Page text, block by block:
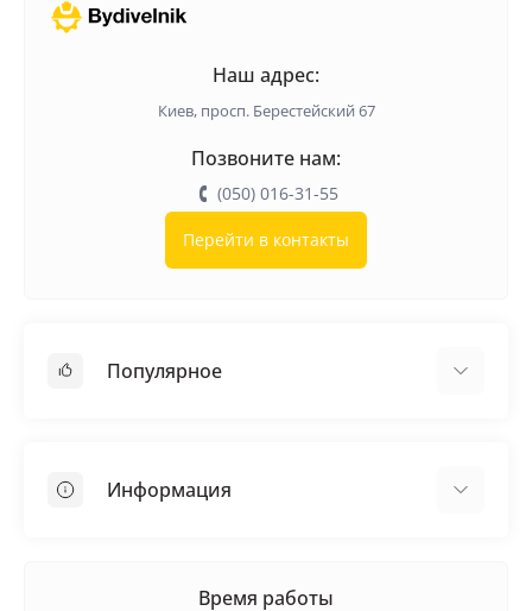
Наш адрес:
Киев, просп. Берестейский 67
Позвоните нам:
(050) 016-31-55
Перейти в контакты
Популярное
Самовыравнивающая смесь
Информация
Время работы